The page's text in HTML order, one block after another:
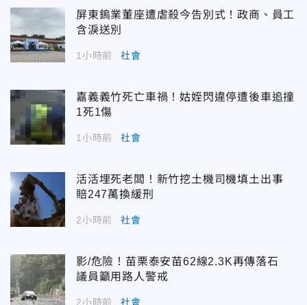
屏東鎢業董座遭虐殺今告別式！政商、員工
含淚送別
1小時前 社會
嘉義義竹死亡車禍！姑姪閃違停遭後車追撞
1死1傷
1小時前 社會
活活埋死老闆！新竹挖土機司機填土出事
賠247萬換緩刑
2小時前 社會
影/危險！苗栗泰安苗62線2.3K再傳落石
議員籲用路人警戒
2小時前 社會